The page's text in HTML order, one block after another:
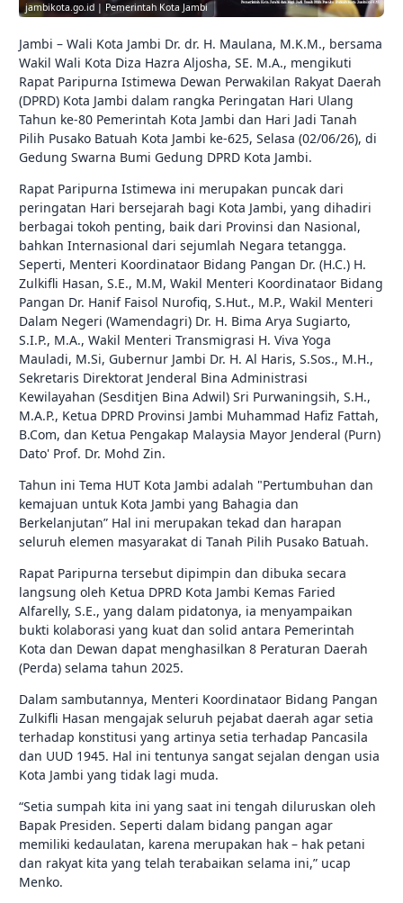
jambikota.go.id | Pemerintah Kota Jambi
Jambi – Wali Kota Jambi Dr. dr. H. Maulana, M.K.M., bersama
Wakil Wali Kota Diza Hazra Aljosha, SE. M.A., mengikuti
Rapat Paripurna Istimewa Dewan Perwakilan Rakyat Daerah
(DPRD) Kota Jambi dalam rangka Peringatan Hari Ulang
Tahun ke-80 Pemerintah Kota Jambi dan Hari Jadi Tanah
Pilih Pusako Batuah Kota Jambi ke-625, Selasa (02/06/26), di
Gedung Swarna Bumi Gedung DPRD Kota Jambi.
Rapat Paripurna Istimewa ini merupakan puncak dari
peringatan Hari bersejarah bagi Kota Jambi, yang dihadiri
berbagai tokoh penting, baik dari Provinsi dan Nasional,
bahkan Internasional dari sejumlah Negara tetangga.
Seperti, Menteri Koordinataor Bidang Pangan Dr. (H.C.) H.
Zulkifli Hasan, S.E., M.M, Wakil Menteri Koordinataor Bidang
Pangan Dr. Hanif Faisol Nurofiq, S.Hut., M.P., Wakil Menteri
Dalam Negeri (Wamendagri) Dr. H. Bima Arya Sugiarto,
S.I.P., M.A., Wakil Menteri Transmigrasi H. Viva Yoga
Mauladi, M.Si, Gubernur Jambi Dr. H. Al Haris, S.Sos., M.H.,
Sekretaris Direktorat Jenderal Bina Administrasi
Kewilayahan (Sesditjen Bina Adwil) Sri Purwaningsih, S.H.,
M.A.P., Ketua DPRD Provinsi Jambi Muhammad Hafiz Fattah,
B.Com, dan Ketua Pengakap Malaysia Mayor Jenderal (Purn)
Dato' Prof. Dr. Mohd Zin.
Tahun ini Tema HUT Kota Jambi adalah "Pertumbuhan dan
kemajuan untuk Kota Jambi yang Bahagia dan
Berkelanjutan” Hal ini merupakan tekad dan harapan
seluruh elemen masyarakat di Tanah Pilih Pusako Batuah.
Rapat Paripurna tersebut dipimpin dan dibuka secara
langsung oleh Ketua DPRD Kota Jambi Kemas Faried
Alfarelly, S.E., yang dalam pidatonya, ia menyampaikan
bukti kolaborasi yang kuat dan solid antara Pemerintah
Kota dan Dewan dapat menghasilkan 8 Peraturan Daerah
(Perda) selama tahun 2025.
Dalam sambutannya, Menteri Koordinataor Bidang Pangan
Zulkifli Hasan mengajak seluruh pejabat daerah agar setia
terhadap konstitusi yang artinya setia terhadap Pancasila
dan UUD 1945. Hal ini tentunya sangat sejalan dengan usia
Kota Jambi yang tidak lagi muda.
“Setia sumpah kita ini yang saat ini tengah diluruskan oleh
Bapak Presiden. Seperti dalam bidang pangan agar
memiliki kedaulatan, karena merupakan hak – hak petani
dan rakyat kita yang telah terabaikan selama ini,” ucap
Menko.